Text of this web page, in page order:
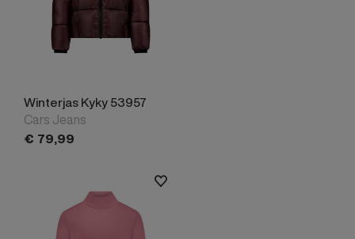
Winterjas Kyky 53957
Cars Jeans
€ 79,99